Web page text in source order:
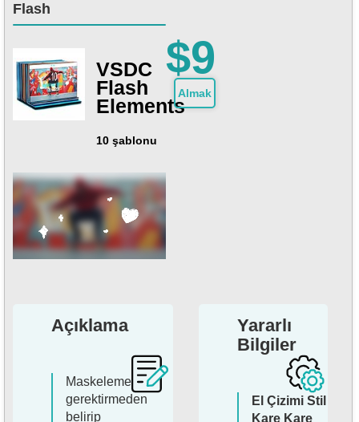
Flash
VSDC
Flash
Elements
10 şablonu
$9
Almak
Açıklama
Maskeleme
gerektirmeden
belirip
Yararlı
Bilgiler
El Çizimi Stil
Kare Kare